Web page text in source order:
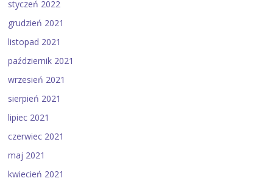
styczeń 2022
grudzień 2021
listopad 2021
październik 2021
wrzesień 2021
sierpień 2021
lipiec 2021
czerwiec 2021
maj 2021
kwiecień 2021